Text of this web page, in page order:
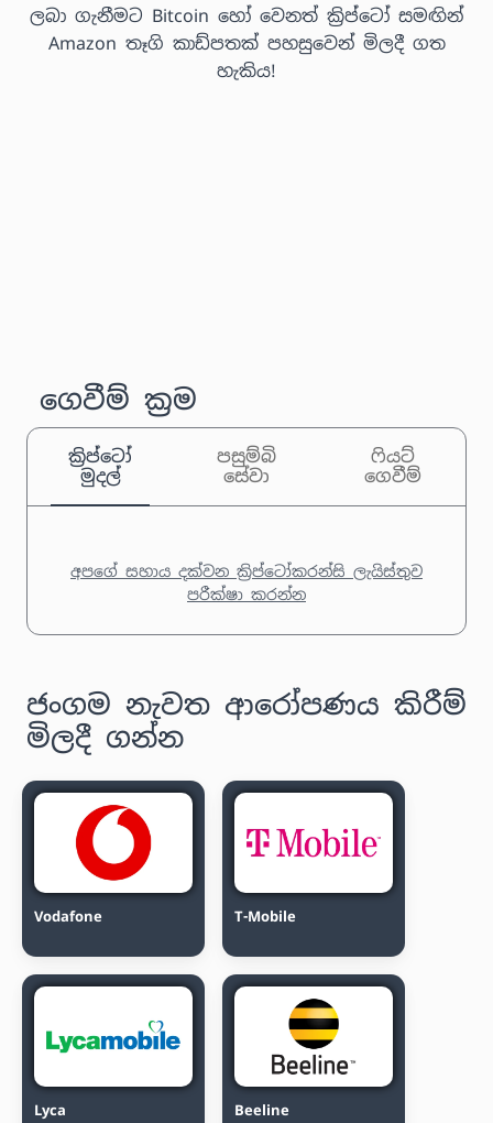
ලබා ගැනීමට Bitcoin හෝ වෙනත් ක්‍රිප්ටෝ සමඟින්
Amazon තෑගි කාඩ්පතක් පහසුවෙන් මිලදී ගත
හැකිය!
ගෙවීම් ක්‍රම
ක්‍රිප්ටෝ
මුදල්
පසුම්බි
සේවා
ෆියට්
ගෙවීම්
අපගේ සහාය දක්වන ක්‍රිප්ටෝකරන්සි ලැයිස්තුව
පරීක්ෂා කරන්න
ජංගම නැවත ආරෝපණය කිරීම්
මිලදී ගන්න
Vodafone T-Mobile
Lyca Beeline